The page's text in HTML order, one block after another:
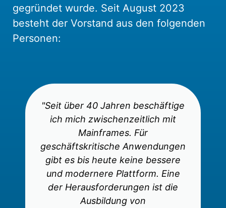
gegründet wurde. Seit August 2023
besteht der Vorstand aus den folgenden
Personen:
"Seit über 40 Jahren beschäftige
ich mich zwischenzeitlich mit
Mainframes. Für
geschäftskritische Anwendungen
gibt es bis heute keine bessere
und modernere Plattform. Eine
der Herausforderungen ist die
Ausbildung von